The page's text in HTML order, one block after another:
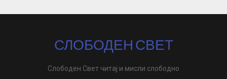
СЛОБОДЕН СВЕТ
Слободен Свет читај и мисли слободно